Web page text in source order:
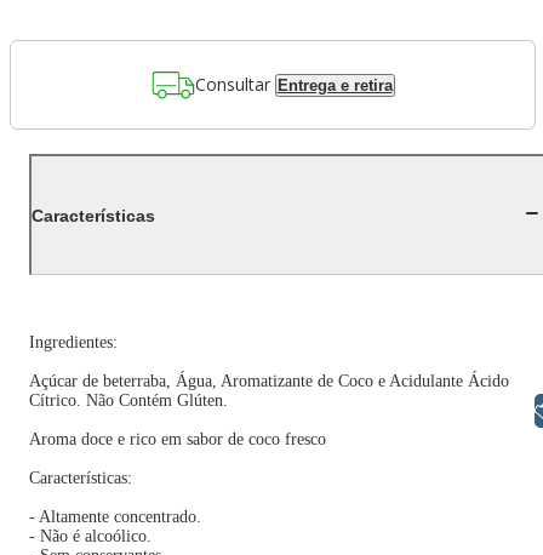
Consultar Entrega e retira
Características
Ingredientes:
Açúcar de beterraba, Água, Aromatizante de Coco e Acidulante Ácido
Cítrico. Não Contém Glúten.
Aroma doce e rico em sabor de coco fresco
Características:
- Altamente concentrado.
- Não é alcoólico.